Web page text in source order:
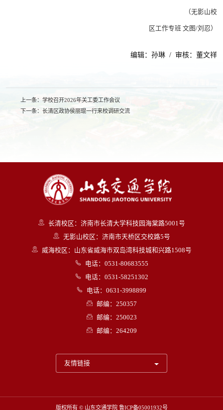
（无影山校
区工作专班 文图/刘忍）
编辑：孙琳 / 审核：董文祥
上一条： 学校召开2026年关工委工作会议
下一条： 长清区政协侯丽琨一行来校调研交流
长清校区：济南市长清大学科技园海棠路5001号
无影山校区：济南市天桥区交校路5号
威海校区：山东省威海市双岛湾科技城和兴路1508号
电话：0531-80683555
电话：0531-58251302
电话：0631-3998899
邮编：250357
邮编：250023
邮编：264209
友情链接
版权所有 © 山东交通学院 鲁ICP备05001932号